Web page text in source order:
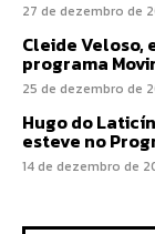
27 de dezembro de
Cleide Veloso,
programa
25 de dezembro de
Hugo do
esteve no
14 de dezembro de